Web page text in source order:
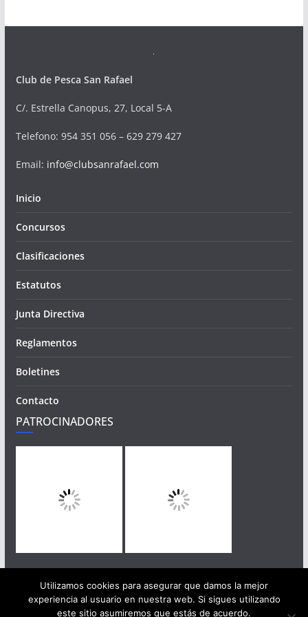
Club de Pesca San Rafael
C/. Estrella Canopus, 27, Local 5-A
Telefono: 954 351 056 – 629 279 427
Email: info@clubsanrafael.com
Inicio
Concursos
Clasificaciones
Estatutos
Junta Directiva
Reglamentos
Boletines
Contacto
PATROCINADORES
Utilizamos cookies para asegurar que damos la mejor
experiencia al usuario en nuestra web. Si sigues utilizando
este sitio asumiremos que estás de acuerdo.